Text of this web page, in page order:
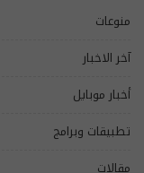
منوعات
آخر الاخبار
أخبار موبايل
تطبيقات وبرامج
مقالات